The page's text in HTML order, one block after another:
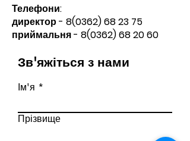
Телефони:​
директор - 8(0362) 68 23 75
приймальня - 8(0362) 68 20 60
Зв'яжіться з нами
Ім'я
Прізвище